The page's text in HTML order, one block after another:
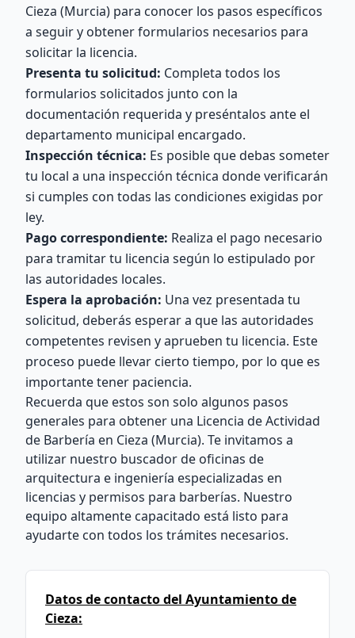
Cieza (Murcia) para conocer los pasos específicos
a seguir y obtener formularios necesarios para
solicitar la licencia.
Presenta tu solicitud: Completa todos los
formularios solicitados junto con la
documentación requerida y preséntalos ante el
departamento municipal encargado.
Inspección técnica: Es posible que debas someter
tu local a una inspección técnica donde verificarán
si cumples con todas las condiciones exigidas por
ley.
Pago correspondiente: Realiza el pago necesario
para tramitar tu licencia según lo estipulado por
las autoridades locales.
Espera la aprobación: Una vez presentada tu
solicitud, deberás esperar a que las autoridades
competentes revisen y aprueben tu licencia. Este
proceso puede llevar cierto tiempo, por lo que es
importante tener paciencia.
Recuerda que estos son solo algunos pasos
generales para obtener una Licencia de Actividad
de Barbería en Cieza (Murcia). Te invitamos a
utilizar nuestro buscador de oficinas de
arquitectura e ingeniería especializadas en
licencias y permisos para barberías. Nuestro
equipo altamente capacitado está listo para
ayudarte con todos los trámites necesarios.
Datos de contacto del Ayuntamiento de
Cieza: